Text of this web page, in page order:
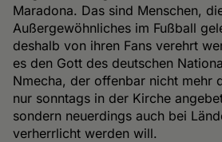
Maradona. Das sind Menschen,
Außergewöhnliches im Fußball
deshalb von ihren Fans verehrt
es den Gott des deutschen
Nmecha, der offenbar nicht mehr
nur sonntags in der Kirche
sondern neuerdings auch bei
verherrlicht werden will.